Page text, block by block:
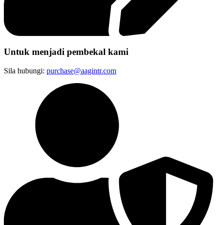
Untuk menjadi pembekal kami
Sila hubungi: purchase@aagintr.com